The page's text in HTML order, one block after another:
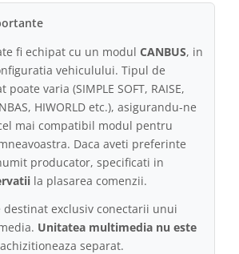
fi echipat cu un modul CANBUS, in
vehiculului. Tipul de
poate varia (SIMPLE SOFT, RAISE,
HIWORLD etc.), asigurandu-ne
mai compatibil modul pentru
Daca aveti preferinte
producator, specificati in
la plasarea comenzii.
destinat exclusiv conectarii unui
Unitatea multimedia nu este
separat.